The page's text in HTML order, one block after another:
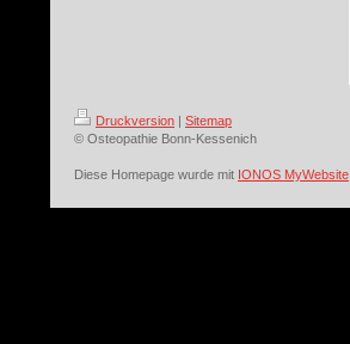
Druckversion | Sitemap
© Osteopathie Bonn-Kessenich
Diese Homepage wurde mit IONOS MyWebsite